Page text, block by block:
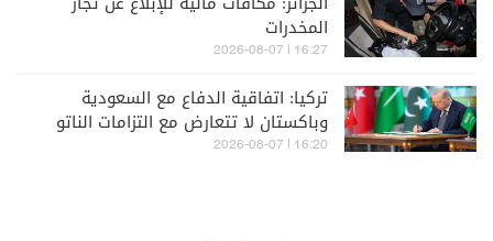
المخدرات
16:27 | 2026-08-07
تركيا: اتفاقية الدفاع مع السعودية
وباكستان لا تتعارض مع التزامات الناتو
16:20 | 2026-08-07